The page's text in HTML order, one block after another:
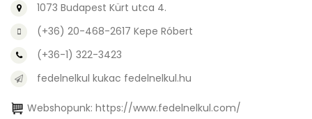
1073 Budapest Kürt utca 4.
(+36) 20-468-2617 Kepe Róbert
(+36-1) 322-3423
fedelnelkul kukac fedelnelkul.hu
Webshopunk: https://www.fedelnelkul.com/